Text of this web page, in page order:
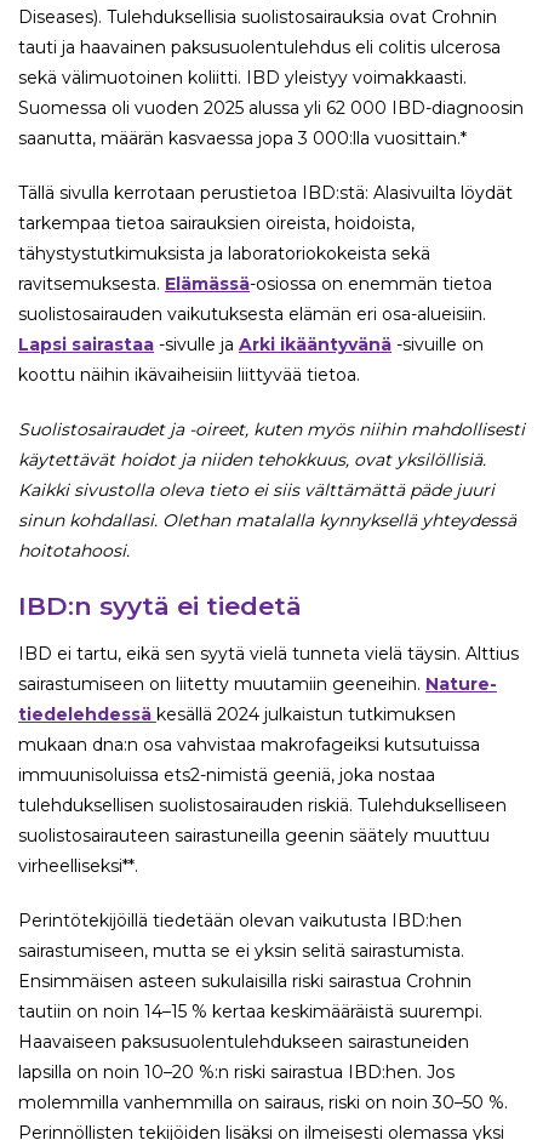
Diseases). Tulehduksellisia suolistosairauksia ovat Crohnin
tauti ja haavainen paksusuolentulehdus eli colitis ulcerosa
sekä välimuotoinen koliitti. IBD yleistyy voimakkaasti.
Suomessa oli vuoden 2025 alussa yli 62 000 IBD-diagnoosin
saanutta, määrän kasvaessa jopa 3 000:lla vuosittain.*
Tällä sivulla kerrotaan perustietoa IBD:stä: Alasivuilta löydät
tarkempaa tietoa sairauksien oireista, hoidoista,
tähystystutkimuksista ja laboratoriokokeista sekä
ravitsemuksesta. Elämässä-osiossa on enemmän tietoa
suolistosairauden vaikutuksesta elämän eri osa-alueisiin.
Lapsi sairastaa -sivulle ja Arki ikääntyvänä -sivuille on
koottu näihin ikävaiheisiin liittyvää tietoa.
Suolistosairaudet ja -oireet, kuten myös niihin mahdollisesti
käytettävät hoidot ja niiden tehokkuus, ovat yksilöllisiä.
Kaikki sivustolla oleva tieto ei siis välttämättä päde juuri
sinun kohdallasi. Olethan matalalla kynnyksellä yhteydessä
hoitotahoosi.
IBD:n syytä ei tiedetä
IBD ei tartu, eikä sen syytä vielä tunneta vielä täysin. Alttius
sairastumiseen on liitetty muutamiin geeneihin. Nature-
tiedelehdessä kesällä 2024 julkaistun tutkimuksen
mukaan dna:n osa vahvistaa makrofageiksi kutsutuissa
immuunisoluissa ets2-nimistä geeniä, joka nostaa
tulehduksellisen suolistosairauden riskiä. Tulehdukselliseen
suolistosairauteen sairastuneilla geenin säätely muuttuu
virheelliseksi**.
Perintötekijöillä tiedetään olevan vaikutusta IBD:hen
sairastumiseen, mutta se ei yksin selitä sairastumista.
Ensimmäisen asteen sukulaisilla riski sairastua Crohnin
tautiin on noin 14–15 % kertaa keskimääräistä suurempi.
Haavaiseen paksusuolentulehdukseen sairastuneiden
lapsilla on noin 10–20 %:n riski sairastua IBD:hen. Jos
molemmilla vanhemmilla on sairaus, riski on noin 30–50 %.
Perinnöllisten tekijöiden lisäksi on ilmeisesti olemassa yksi